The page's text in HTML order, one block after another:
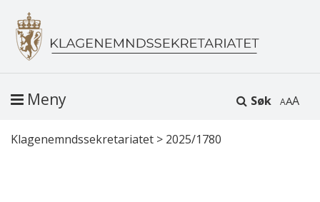
Søk A
Meny
Klagenemndssekretariatet > 2025/1780